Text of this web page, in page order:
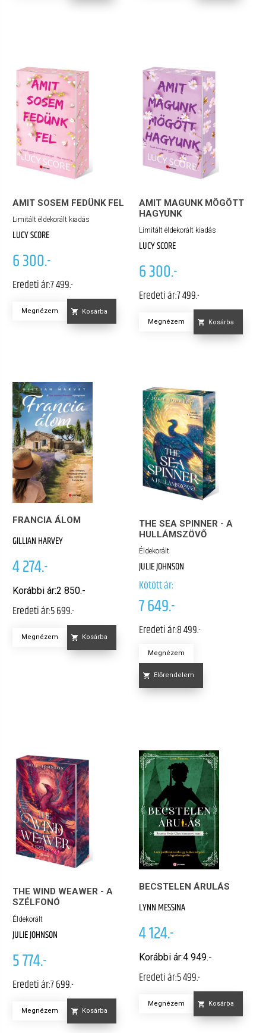
AMIT SOSEM FEDÜNK FEL
Limitált éldekorált kiadás
LUCY SCORE
6 300.-
Eredeti ár:7 499.-
Megnézem Kosárba
AMIT MAGUNK MÖGÖTT
HAGYUNK
Limitált éldekorált kiadás
LUCY SCORE
6 300.-
Eredeti ár:7 499.-
Megnézem Kosárba
FRANCIA ÁLOM
GILLIAN HARVEY
4 274.-
Korábbi ár:2 850.-
Eredeti ár:5 699.-
Megnézem Kosárba
THE SEA SPINNER - A
HULLÁMSZÖVŐ
Éldekorált
JULIE JOHNSON
Kötött ár:
7 649.-
Eredeti ár:8 499.-
Megnézem
Előrendelem
THE WIND WEAWER - A
SZÉLFONÓ
Éldekorált
JULIE JOHNSON
5 774.-
Eredeti ár:7 699.-
Megnézem Kosárba
BECSTELEN ÁRULÁS
LYNN MESSINA
4 124.-
Korábbi ár:4 949.-
Eredeti ár:5 499.-
Megnézem Kosárba